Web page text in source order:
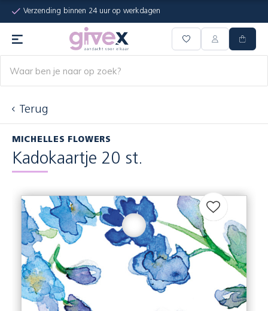
Verzending binnen 24 uur op werkdagen
Terug
MICHELLES FLOWERS
Kadokaartje 20 st.